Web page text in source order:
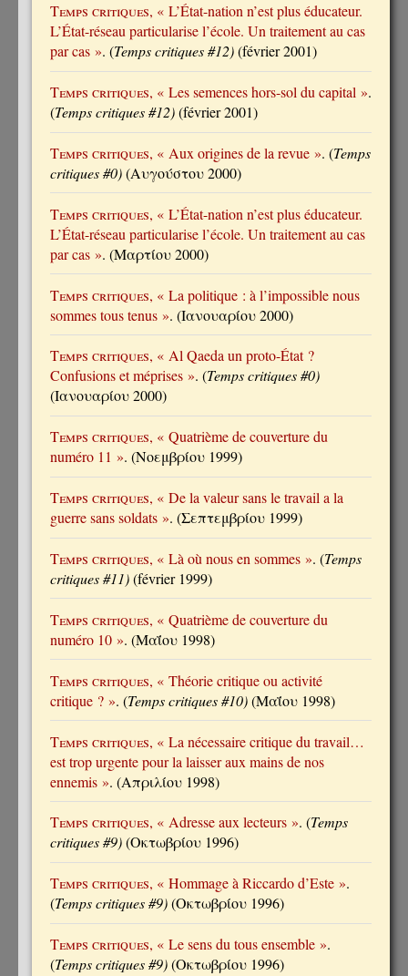
Temps critiques, « L’État-nation n’est plus éducateur.
L’État-réseau particularise l’école. Un traitement au cas
par cas ». (Temps critiques #12)(février 2001)
Temps critiques, « Les semences hors-sol du capital ».
(Temps critiques #12)(février 2001)
Temps critiques, « Aux origines de la revue ». (Temps
critiques #0)(Αυγούστου 2000)
Temps critiques, « L’État-nation n’est plus éducateur.
L’État-réseau particularise l’école. Un traitement au cas
par cas ». (Μαρτίου 2000)
Temps critiques, « La politique : à l’impossible nous
sommes tous tenus ». (Ιανουαρίου 2000)
Temps critiques, « Al Qaeda un proto-État ?
Confusions et méprises ». (Temps critiques #0)
(Ιανουαρίου 2000)
Temps critiques, « Quatrième de couverture du
numéro 11 ». (Νοεμβρίου 1999)
Temps critiques, « De la valeur sans le travail a la
guerre sans soldats ». (Σεπτεμβρίου 1999)
Temps critiques, « Là où nous en sommes ». (Temps
critiques #11)(février 1999)
Temps critiques, « Quatrième de couverture du
numéro 10 ». (Μαΐου 1998)
Temps critiques, « Théorie critique ou activité
critique ? ». (Temps critiques #10)(Μαΐου 1998)
Temps critiques, « La nécessaire critique du travail…
est trop urgente pour la laisser aux mains de nos
ennemis ». (Απριλίου 1998)
Temps critiques, « Adresse aux lecteurs ». (Temps
critiques #9)(Οκτωβρίου 1996)
Temps critiques, « Hommage à Riccardo d’Este ».
(Temps critiques #9)(Οκτωβρίου 1996)
Temps critiques, « Le sens du tous ensemble ».
(Temps critiques #9)(Οκτωβρίου 1996)